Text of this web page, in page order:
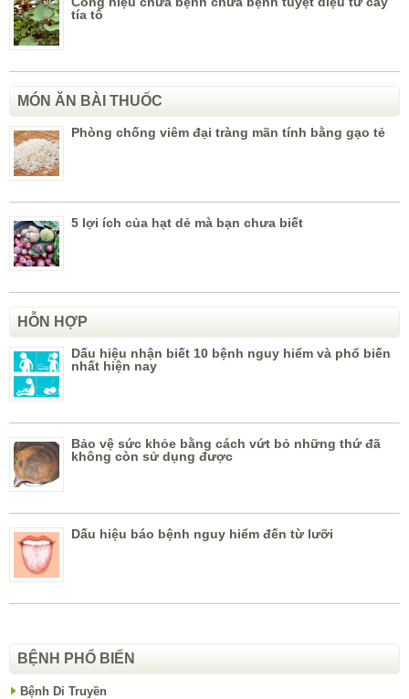
tía tô
MÓN ĂN BÀI THUỐC
Phòng chống viêm đại tràng mãn tính bằng gạo tẻ
5 lợi ích của hạt dẻ mà bạn chưa biết
HỖN HỢP
Dấu hiệu nhận biết 10 bệnh nguy hiểm và phổ biến
nhất hiện nay
Bảo vệ sức khỏe bằng cách vứt bỏ những thứ đã
không còn sử dụng được
Dấu hiệu báo bệnh nguy hiểm đến từ lưỡi
BỆNH PHỔ BIẾN
Bệnh Di Truyền